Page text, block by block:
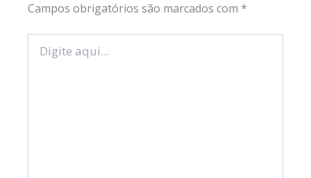
Campos obrigatórios são marcados com *
aqui...